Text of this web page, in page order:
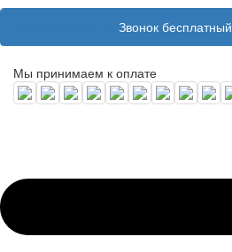
Звонок бесплатный
Мы принимаем к оплате